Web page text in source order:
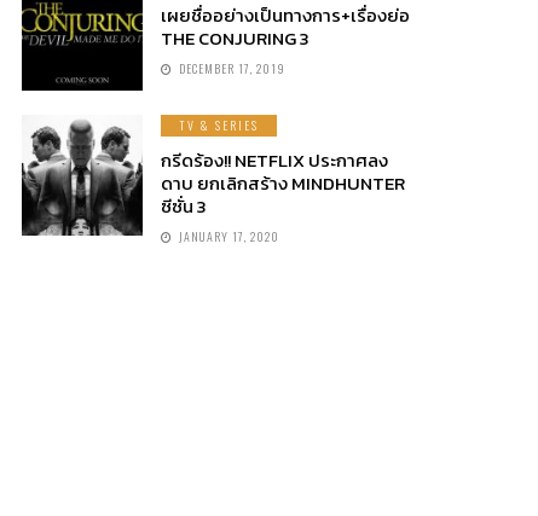
เผยชื่ออย่างเป็นทางการ+เรื่องย่อ
THE CONJURING 3
DECEMBER 17, 2019
TV & SERIES
กรีดร้อง!! NETFLIX ประกาศลง
ดาบ ยกเลิกสร้าง MINDHUNTER
ซีซั่น 3
JANUARY 17, 2020